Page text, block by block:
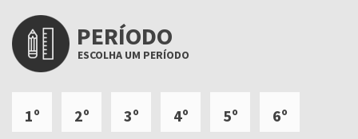
PERÍODO
ESCOLHA UM PERÍODO
1º 2º 3º 4º 5º 6º